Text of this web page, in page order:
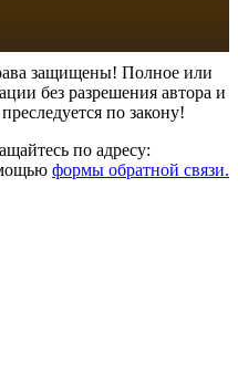
защищены! Полное или
без разрешения автора и
по закону!
по адресу:
формы обратной связи.